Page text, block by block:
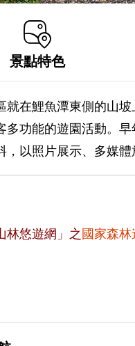
景點特色
就在鯉魚潭東側的山
功能的遊園活動。早
，以照片展示、多媒
林悠遊網」之 國家森